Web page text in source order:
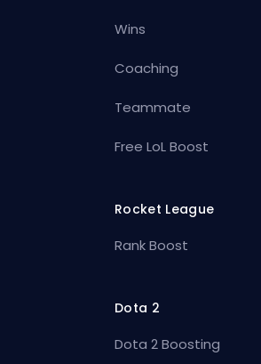
Wins
Coaching
Teammate
Free LoL Boost
Rocket League
Rank Boost
Dota 2
Dota 2 Boosting